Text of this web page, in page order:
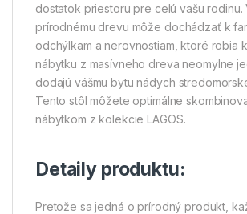
dostatok priestoru pre celú vašu rodinu.
prírodnému drevu môže dochádzať k
odchýlkam a nerovnostiam, ktoré robia
nábytku z masívneho dreva neomylne
dodajú vášmu bytu nádych
Tento stôl môžete optimálne
nábytkom z kolekcie LAGOS.
Detaily produktu:
Pretože sa jedná o prírodný produkt,